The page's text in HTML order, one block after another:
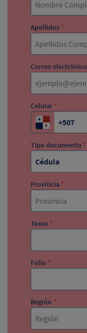
Apellidos *
Correo electrónico
Celular *
Tipo documento *
Cédula
Provincia *
Provincia
Tomo *
Folio *
Región *
Región